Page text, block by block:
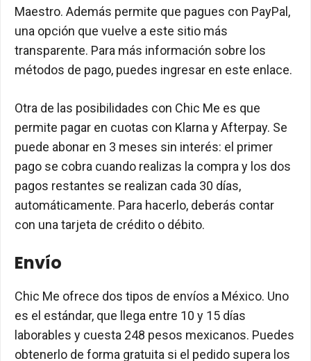
Maestro. Además permite que pagues con PayPal,
una opción que vuelve a este sitio más
transparente. Para más información sobre los
métodos de pago, puedes ingresar en este enlace.
Otra de las posibilidades con Chic Me es que
permite pagar en cuotas con Klarna y Afterpay. Se
puede abonar en 3 meses sin interés: el primer
pago se cobra cuando realizas la compra y los dos
pagos restantes se realizan cada 30 días,
automáticamente. Para hacerlo, deberás contar
con una tarjeta de crédito o débito.
Envío
Chic Me ofrece dos tipos de envíos a México. Uno
es el estándar, que llega entre 10 y 15 días
laborables y cuesta 248 pesos mexicanos. Puedes
obtenerlo de forma gratuita si el pedido supera los